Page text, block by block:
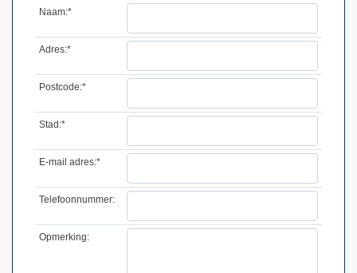
Naam:*
Adres:*
Postcode:*
Stad:*
E-mail adres:*
Telefoonnummer:
Opmerking: